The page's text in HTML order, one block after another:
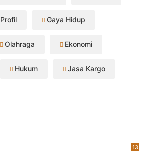
Profil Gaya Hidup
Olahraga Ekonomi
Hukum Jasa Kargo
13